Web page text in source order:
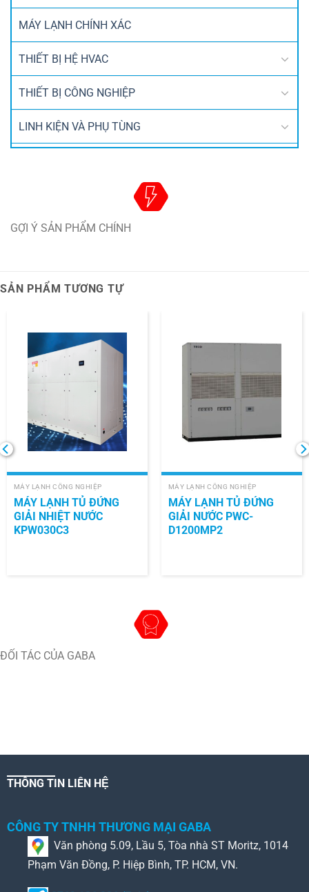
MÁY LẠNH CHÍNH XÁC
THIẾT BỊ HỆ HVAC
THIẾT BỊ CÔNG NGHIỆP
LINH KIỆN VÀ PHỤ TÙNG
GỢI Ý SẢN PHẨM CHÍNH
SẢN PHẨM TƯƠNG TỰ
MÁY LẠNH CÔNG NGHIỆP
MÁY LẠNH TỦ ĐỨNG
GIẢI NHIỆT NƯỚC
KPW030C3
MÁY LẠNH CÔNG NGHIỆP
MÁY LẠNH TỦ ĐỨNG
GIẢI NƯỚC PWC-
D1200MP2
ĐỐI TÁC CỦA GABA
THÔNG TIN LIÊN HỆ
CÔNG TY TNHH THƯƠNG MẠI GABA
Văn phòng 5.09, Lầu 5, Tòa nhà ST Moritz, 1014
Phạm Văn Đồng, P. Hiệp Bình, TP. HCM, VN.